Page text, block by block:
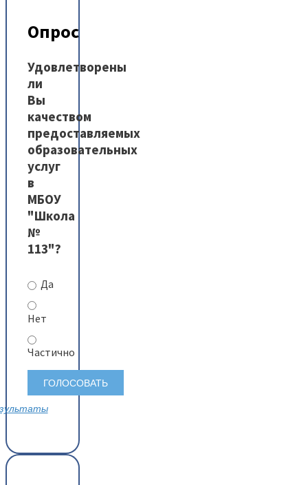
Опрос
Удовлетворены
ли
Вы
качеством
предоставляемых
образовательных
услуг
в
МБОУ
"Школа
№
113"?
Да
Нет
Частично